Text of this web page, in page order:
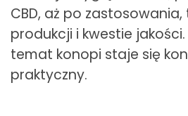
CBD, aż po
produkcji i kwestie jakości.
temat konopi staje się
praktyczny.